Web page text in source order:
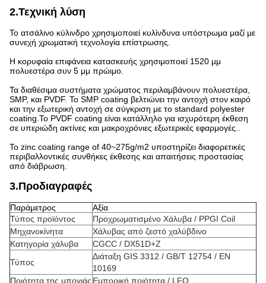
2.Τεχνική λύση
Το ατσάλινο κύλινδρο χρησιμοποιεί κυλίνδυνα υπόστρωμα μαζί με
συνεχή χρωματική τεχνολογία επίστρωσης.
Η κορυφαία επιφάνεια κατασκευής χρησιμοποιεί 1520 μμ
πολυεστέρα συν 5 μμ πρώιμο.
Τα διαθέσιμα συστήματα χρώματος περιλαμβάνουν πολυεστέρα,
SMP, και PVDF. Το SMP coating βελτιώνει την αντοχή στον καιρό
και την εξωτερική αντοχή σε σύγκριση με το standard polyester
coating.Το PVDF coating είναι κατάλληλο για ισχυρότερη έκθεση
σε υπεριώδη ακτίνες και μακροχρόνιες εξωτερικές εφαρμογές..
Το zinc coating range of 40~275g/m2 υποστηρίζει διαφορετικές
περιβαλλοντικές συνθήκες έκθεσης και απαιτήσεις προστασίας
από διάβρωση.
3.Προδιαγραφές
Παράμετρος
Αξία
Τύπος προϊόντος
Προχρωματισμένο Χάλυβα / PPGI Coil
Μηχανοκίνητα
Χάλυβας από ζεστό χαλύβδινο
Κατηγορία χάλυβα
CGCC / DX51D+Z
Τύπος
Διάταξη GIS 3312 / GB/T 12754 / EN
10169
Ποιότητα της μπογιάς Εμπορική ποιότητα / LFQ